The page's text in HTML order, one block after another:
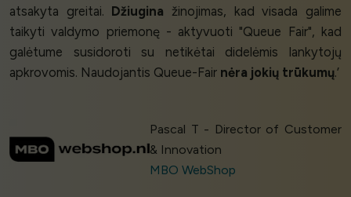
atsakyta greitai. Džiugina žinojimas, kad visada galime
taikyti valdymo priemonę - aktyvuoti "Queue Fair", kad
galėtume susidoroti su netikėtai didelėmis lankytojų
apkrovomis. Naudojantis Queue-Fair nėra jokių trūkumų.’
Pascal T - Director of Customer
& Innovation
MBO WebShop